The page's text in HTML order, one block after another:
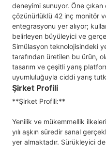
deneyimi sunuyor. Öne
çözünürlüklü 42 inç monitör
entegrasyonu yer alıyor;
belirleyen büyüleyici ve
Simülasyon teknolojisindeki
tarafından üretilen bu ürün,
tasarım ve çeşitli yarış
uyumluluğuyla ciddi yarış
Şirket Profili
**Şirket Profili:**
Yenilik ve mükemmellik
yılı aşkın süredir sanal
yer almaktadır. Sürükleyici